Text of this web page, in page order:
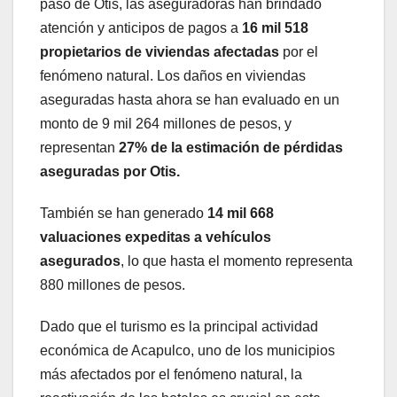
paso de Otis, las aseguradoras han brindado
atención y anticipos de pagos a 16 mil 518
propietarios de viviendas afectadas por el
fenómeno natural. Los daños en viviendas
aseguradas hasta ahora se han evaluado en un
monto de 9 mil 264 millones de pesos, y
representan 27% de la estimación de pérdidas
aseguradas por Otis.
También se han generado 14 mil 668
valuaciones expeditas a vehículos
asegurados, lo que hasta el momento representa
880 millones de pesos.
Dado que el turismo es la principal actividad
económica de Acapulco, uno de los municipios
más afectados por el fenómeno natural, la